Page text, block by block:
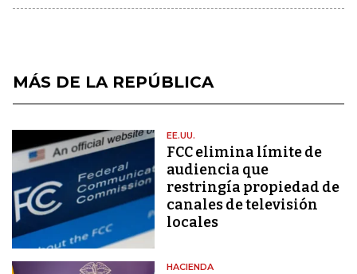
MÁS DE LA REPÚBLICA
EE.UU.
FCC elimina límite de
audiencia que
restringía propiedad de
canales de televisión
locales
HACIENDA